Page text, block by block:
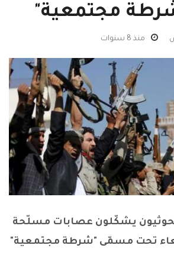
مجتمعية"
منذ 8 سنوات
يشكّلون عصابات مسلّحة
تحت مسمّى "شرطة مجتمعية"